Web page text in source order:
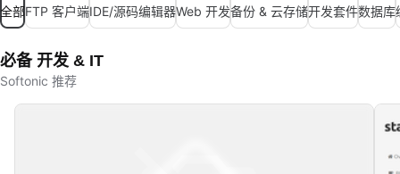
全部FTP 客户端IDE/源码编辑器Web 开发备份 & 云存储开发套件数据库
必备 开发 & IT
Softonic 推荐